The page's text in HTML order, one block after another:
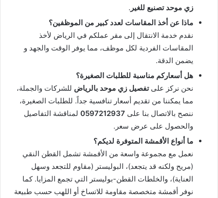
زي موحد تصنيع للغير .
ماذا عن أخذ المقاسات لعدد كبير من الموظفين؟
نقدم خدمة الانتقال إلى مقر عملكم في الرياض لأخذ
المقاسات الفردية لكل موظف، مما يوفر الوقت والجهد و
يضمن الدقة.
هل أسعاركم مناسبة للطلبات الصغيرة؟
نحن نركز علىتفصيل زي موحد بالرياض للشركات والجملة،
مما يمكننا من تقديم أسعار تنافسية جداً. للطلبات الصغيرة،
ننصح بالاتصال بنا على 0597212937 لمناقشة التفاصيل
والحصول على عرض سعر.
ما أنواع الأقمشة المتوفرة لديكم؟
نعمل مع مجموعة واسعة من الأقمشة تشمل القطن النقي
(مريح ولكنه قد يتجعد)، البوليستر (مقاوم للتجعد وسهل
العناية)، والخلطات القطن-بوليستر التي تجمع المزايا. كما
نوفر أقمشة متخصصة مقاومة للاتساخ أو اللهب حسب طبيعة